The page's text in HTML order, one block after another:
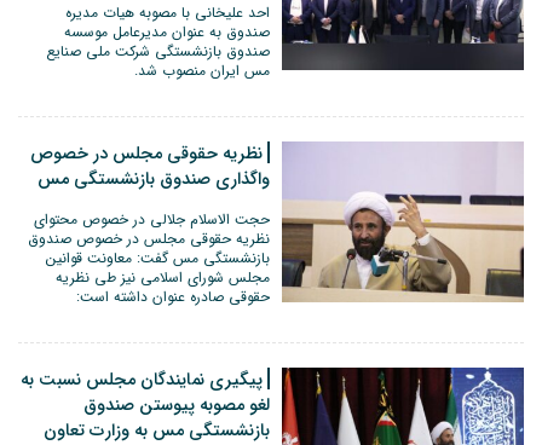
احد علیخانی با مصوبه هیات مدیره
صندوق به عنوان مدیرعامل موسسه
صندوق بازنشستگی شرکت ملی صنایع
مس ایران منصوب شد.
نظریه حقوقی مجلس در خصوص
واگذاری صندوق بازنشستگی مس
حجت الاسلام جلالی در خصوص محتوای
نظریه حقوقی مجلس در خصوص صندوق
بازنشستگی مس گفت: معاونت قوانین
مجلس شورای اسلامی نیز طی نظریه
حقوقی صادره عنوان داشته است:
پیگیری نمایندگان مجلس نسبت به
لغو مصوبه پیوستن صندوق
بازنشستگی مس به وزارت تعاون